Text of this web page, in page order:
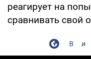
реагирует на
сравнивать свой